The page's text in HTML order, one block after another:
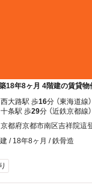
18年8ヶ月 4階建の賃貸物
西大路駅 歩16分 （東海道線）
十条駅 歩29分 （近鉄京都線）
京都府京都市南区吉祥院這
/ 18年8ヶ月 / 鉄骨造